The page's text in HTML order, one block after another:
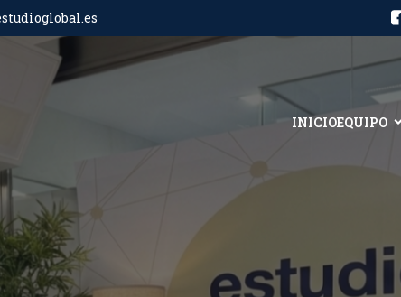
INICIOEQUIPO